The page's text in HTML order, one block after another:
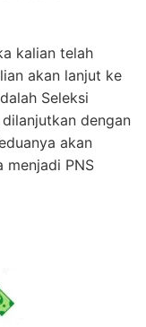
kalian telah
akan lanjut ke
Seleksi
dengan
akan
menjadi PNS